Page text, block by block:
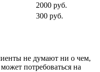
2000 руб.
300 руб.
не думают ни о чем,
потребоваться на